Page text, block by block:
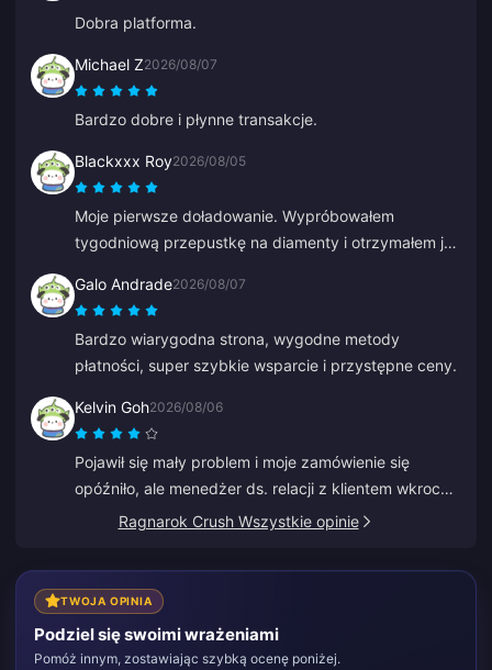
Dobra platforma.
Michael Z2026/08/07
Bardzo dobre i płynne transakcje.
Blackxxx Roy2026/08/05
Moje pierwsze doładowanie. Wypróbowałem
tygodniową przepustkę na diamenty i otrzymałem je
Galo Andrade2026/08/07
Bardzo wiarygodna strona, wygodne metody
płatności, super szybkie wsparcie i przystępne ceny.
Kelvin Goh2026/08/06
Pojawił się mały problem i moje zamówienie się
opóźniło, ale menedżer ds. relacji z klientem wkroczył
do akcji, rozwiązał to jak najszybciej i dotrzymał
rezultat, doceniam starania. Dzięki!
Ragnarok Crush Wszystkie opinie
TWOJA OPINIA
Podziel się swoimi wrażeniami
Pomóż innym, zostawiając szybką ocenę poniżej.